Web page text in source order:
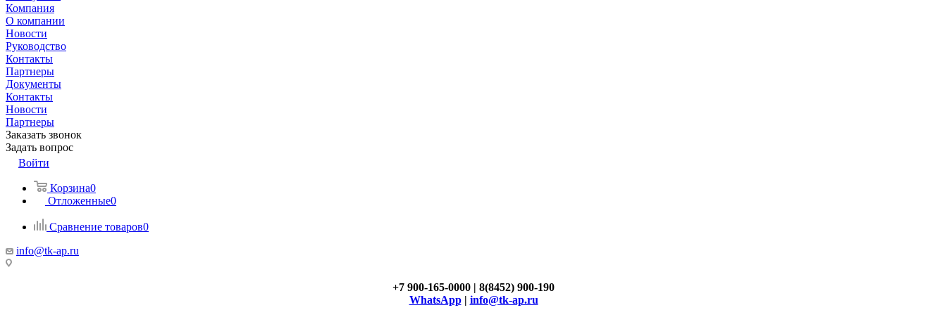
Компания
О компании
Новости
Руководство
Контакты
Партнеры
Документы
Контакты
Новости
Партнеры
Заказать звонок
Задать вопрос
Войти
Корзина0
Отложенные0
Сравнение товаров0
info@tk-ap.ru
+7 900-165-0000 | 8(8452) 900-190
WhatsApp| info@tk-ap.ru